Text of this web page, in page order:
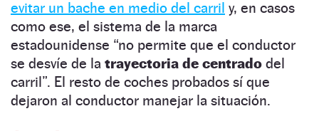
evitar un bache en medio del carril y, en casos
como ese, el sistema de la marca
estadounidense “no permite que el conductor
se desvíe de la trayectoria de centrado del
carril”. El resto de coches probados sí que
dejaron al conductor manejar la situación.